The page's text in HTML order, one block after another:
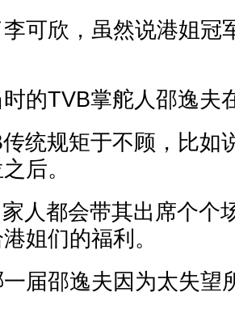
欣，虽然说港姐冠
TVB掌舵人邵逸夫
规矩于不顾，比如
后。
都会带其出席个个
姐们的福利。
邵逸夫因为太失望